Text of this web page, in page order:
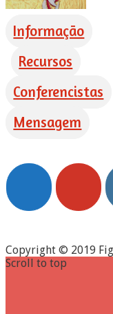
Informação
Recursos
Conferencistas
Mensagem
Copyright © 2019
Scroll to top